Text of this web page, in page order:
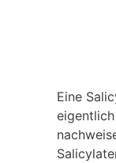
Eine